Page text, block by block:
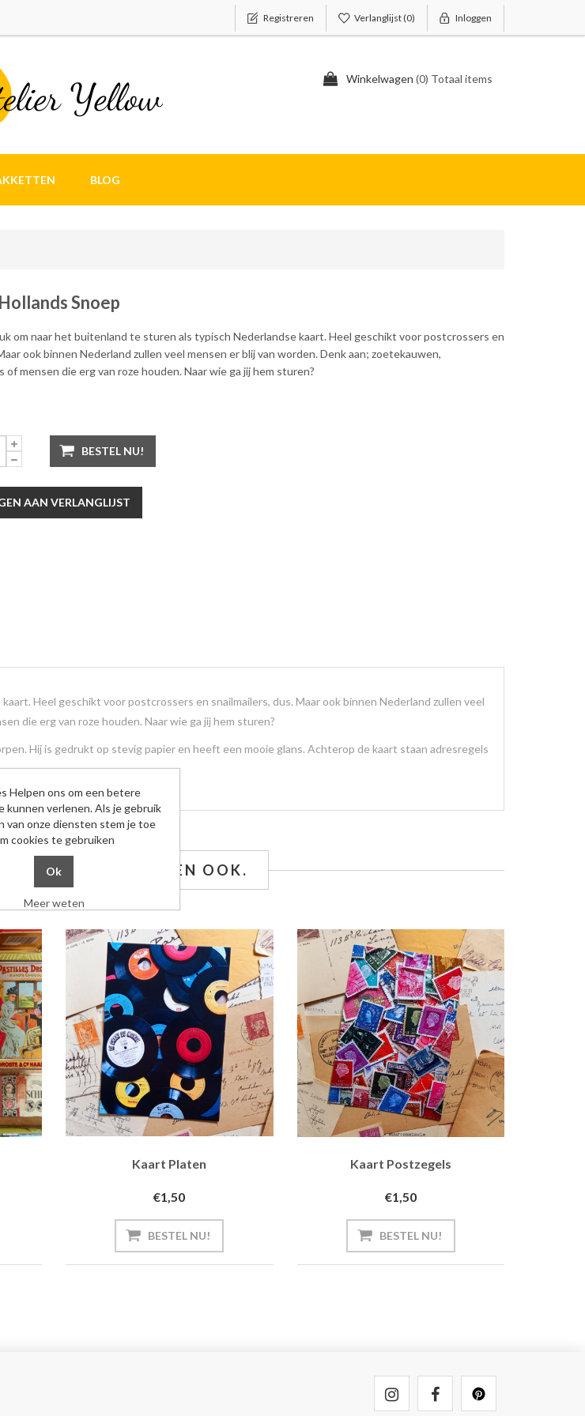
Registreren Verlanglijst(0) Inloggen
Winkelwagen (0) Totaal items
BLOG
Snoep
om naar het buitenland te sturen als typisch Nederlandse kaart. Heel geschikt voor postcrossers en
ook binnen Nederland zullen veel mensen er blij van worden. Denk aan; zoetekauwen,
mensen die erg van roze houden. Naar wie ga jij hem sturen?
BESTEL NU!
AAN VERLANGLIJST
Heel geschikt voor postcrossers en snailmailers, dus. Maar ook binnen Nederland zullen veel
die erg van roze houden. Naar wie ga jij hem sturen?
Hij is gedrukt op stevig papier en heeft een mooie glans. Achterop de kaart staan adresregels
KOCHTEN, KOCHTEN OOK.
Kaart Platen
€1,50
BESTEL NU!
Kaart Postzegels
€1,50
BESTEL NU!
Helpen ons om een betere
kunnen verlenen. Als je gebruik
van onze diensten stem je toe
cookies te gebruiken
Meer weten